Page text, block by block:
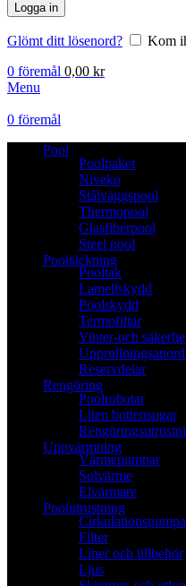
Logga in
Glömt ditt lösenord?
Kom
0 föremål 0,00 kr
Menu
0 föremål
Pool
Poolpaket
Niveko
Stålväggspool
Thermopool
Glasfiberpool
Steel pool
Pooltäckning
Pooltak
Lamellskydd
Poolskydd
Termofiltar
Vinter-och
Reservdelar
Rengöring
Poolrobotar
Liten bottensugar
Uppvärmning
Värmepumpar
Solvärme
Elvärmare
Poolutrustning
Filter
Liner och tillbehör
Ljus